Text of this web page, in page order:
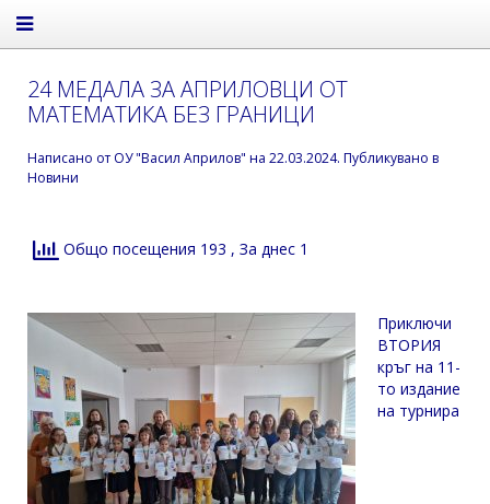
24 МЕДАЛА ЗА АПРИЛОВЦИ ОТ
МАТЕМАТИКА БЕЗ ГРАНИЦИ
Написано от ОУ "Васил Априлов" на 22.03.2024. Публикувано в
Новини
Общо посещения 193 , За днес 1
Приключи
ВТОРИЯ
кръг на 11-
то издание
на турнира